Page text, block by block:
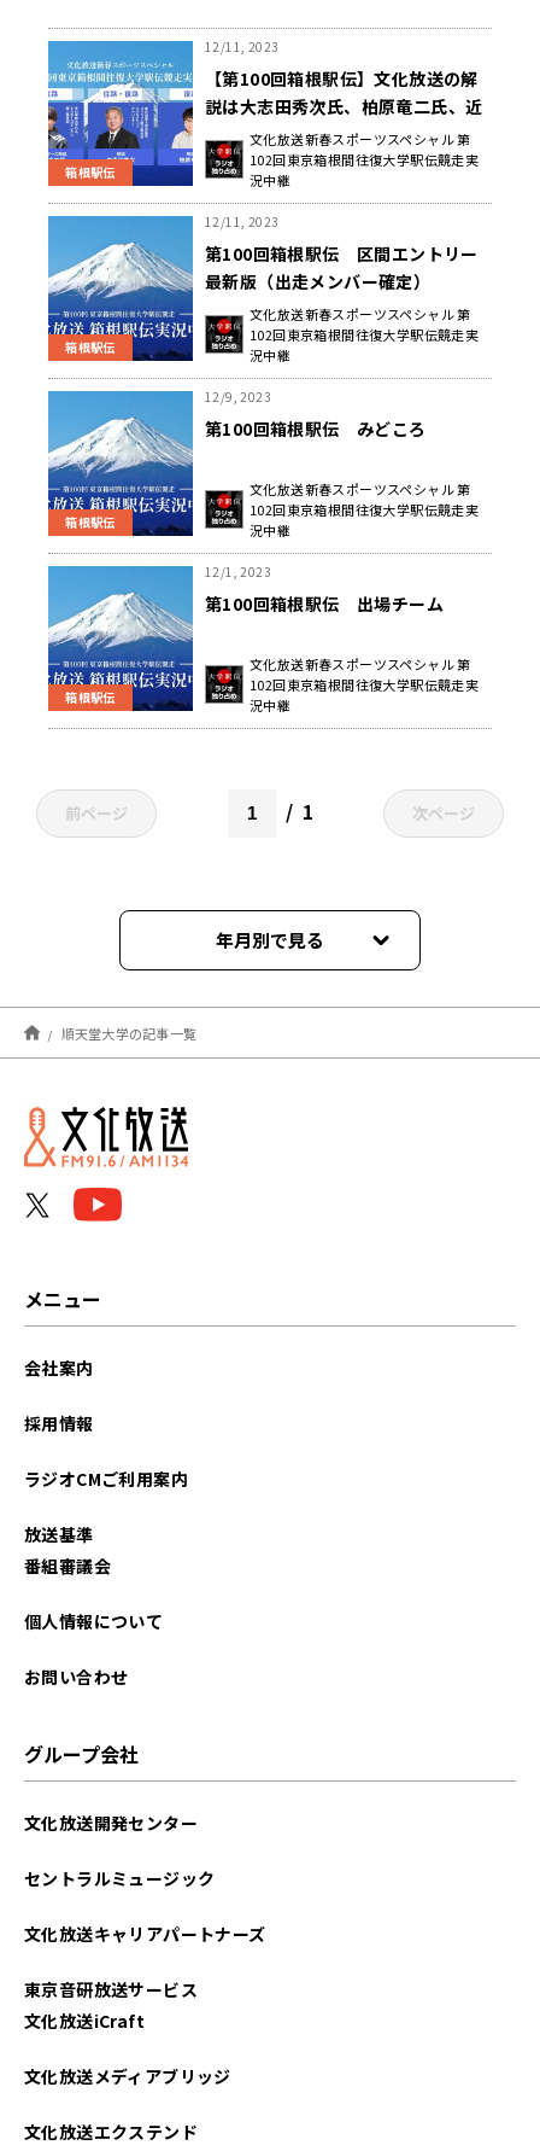
箱根駅伝
12/11, 2023
【第100回箱根駅伝】文化放送の解
説は大志田秀次氏、柏原竜二氏、近
藤幸太郎選手に決定
文化放送新春スポーツスペシャル 第
102回東京箱根間往復大学駅伝競走実
況中継
箱根駅伝
12/11, 2023
第100回箱根駅伝 区間エントリー
最新版（出走メンバー確定）
文化放送新春スポーツスペシャル 第
102回東京箱根間往復大学駅伝競走実
況中継
箱根駅伝
12/9, 2023
第100回箱根駅伝 みどころ
文化放送新春スポーツスペシャル 第
102回東京箱根間往復大学駅伝競走実
況中継
箱根駅伝
12/1, 2023
第100回箱根駅伝 出場チーム
文化放送新春スポーツスペシャル 第
102回東京箱根間往復大学駅伝競走実
況中継
前ページ 1 次ページ
年月別で見る
2026年01月
2025年12月
2025年11月
2023年09月
2022年11月
2021年11月
2021年10月
順天堂大学の記事一覧
メニュー
会社案内
採用情報
ラジオCMご利用案内
放送基準
番組審議会
個人情報について
お問い合わせ
グループ会社
文化放送開発センター
セントラルミュージック
文化放送キャリアパートナーズ
東京音研放送サービス
文化放送iCraft
文化放送メディアブリッジ
文化放送エクステンド